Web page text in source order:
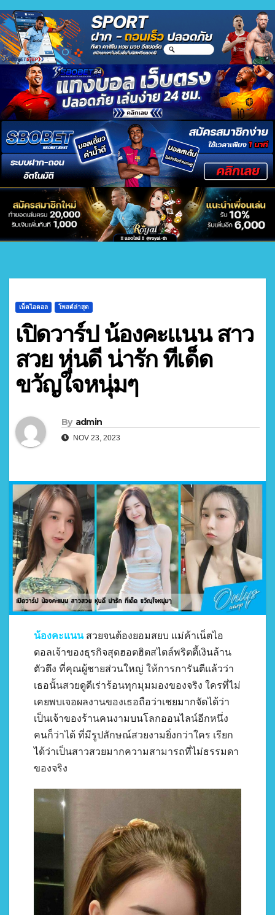
เน็ตไอดอล โพสต์ล่าสุด
เปิดวาร์ป น้องคะแนน สาว
สวย หุ่นดี น่ารัก ทีเด็ด
ขวัญใจหนุ่มๆ
By admin
NOV 23, 2023
น้องคะแนนสวยจนต้องยอมสยบ แม่ค้าเน็ตไอ
ดอลเจ้าของธุรกิจสุดฮอตฮิตสไตล์พริตตี้เงินล้าน
ตัวตึง ที่คุณผู้ชายส่วนใหญ่ ให้การการันตีแล้วว่า
เธอนั้นสวยดูดีเร่าร้อนทุกมุมมองของจริง ใครที่ไม่
เคยพบเจอผลงานของเธอถือว่าเชยมากจัดได้ว่า
เป็นเจ้าของร้านคนงามบนโลกออนไลน์อีกหนึ่ง
คนก็ว่าได้ ที่มีรูปลักษณ์สวยงามยิ่งกว่าใคร เรียก
ได้ว่าเป็นสาวสวยมากความสามารถที่ไม่ธรรมดา
ของจริง